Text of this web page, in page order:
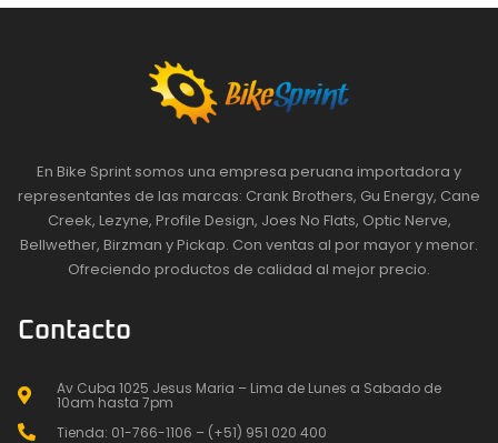
En Bike Sprint somos una empresa peruana importadora y
representantes de las marcas: Crank Brothers, Gu Energy, Cane
Creek, Lezyne, Profile Design, Joes No Flats, Optic Nerve,
Bellwether, Birzman y Pickap. Con ventas al por mayor y menor.
Ofreciendo productos de calidad al mejor precio.
Contacto
Av Cuba 1025 Jesus Maria – Lima de Lunes a Sabado de
10am hasta 7pm
Tienda: 01-766-1106 – (+51) 951 020 400